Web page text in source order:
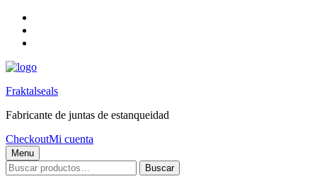
content
footer
Fraktalseals
Fabricante de juntas de estanqueidad
CheckoutMi cuenta
Menu
Buscar
por:
Buscar